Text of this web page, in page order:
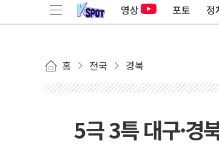
영상 포토 정
홈 전국 경북
5극 3특 대구·경